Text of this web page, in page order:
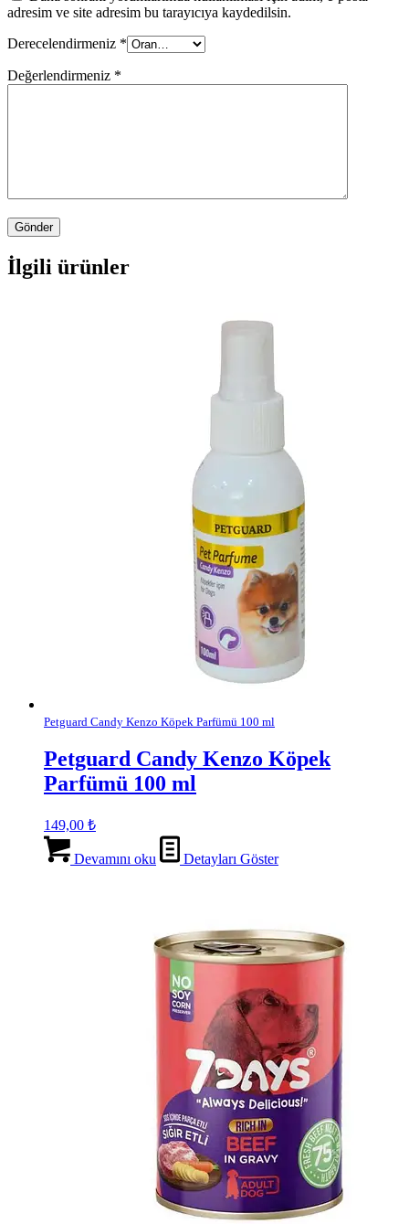
adresim ve site adresim bu tarayıcıya kaydedilsin.
Derecelendirmeniz *
Değerlendirmeniz *
İlgili ürünler
Petguard Candy Kenzo Köpek Parfümü 100 ml
Petguard Candy Kenzo Köpek
Parfümü 100 ml
149,00 ₺
Devamını oku Detayları Göster